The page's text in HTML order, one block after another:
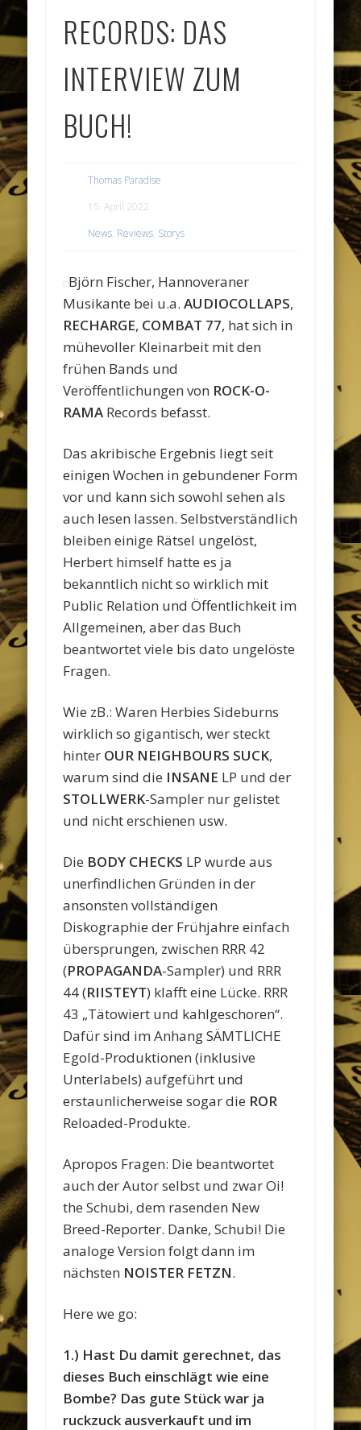
RECORDS: DAS
INTERVIEW ZUM
BUCH!
Thomas Paradise
15. April 2022
News, Reviews, Storys
Björn Fischer, Hannoveraner
Musikante bei u.a.AUDIOCOLLAPS,
RECHARGE, COMBAT 77, hat sich in
mühevoller Kleinarbeit mit den
frühen Bands und
Veröffentlichungen von ROCK-O-
RAMA Records befasst.
Das akribische Ergebnis liegt seit
einigen Wochen in gebundener Form
vor und kann sich sowohl sehen als
auch lesen lassen. Selbstverständlich
bleiben einige Rätsel ungelöst,
Herbert himself hatte es ja
bekanntlich nicht so wirklich mit
Public Relation und Öffentlichkeit im
Allgemeinen, aber das Buch
beantwortet viele bis dato ungelöste
Fragen.
Wie zB.: Waren Herbies Sideburns
wirklich so gigantisch, wer steckt
hinter OUR NEIGHBOURS SUCK,
warum sind die INSANE LP und der
STOLLWERK-Sampler nur gelistet
und nicht erschienen usw.
Die BODY CHECKS LP wurde aus
unerfindlichen Gründen in der
ansonsten vollständigen
Diskographie der Frühjahre einfach
übersprungen, zwischen RRR 42
(PROPAGANDA-Sampler) und RRR
44 (RIISTEYT) klafft eine Lücke. RRR
43 „Tätowiert und kahlgeschoren“.
Dafür sind im Anhang SÄMTLICHE
Egold-Produktionen (inklusive
Unterlabels) aufgeführt und
erstaunlicherweise sogar die ROR
Reloaded-Produkte.
Apropos Fragen: Die beantwortet
auch der Autor selbst und zwar Oi!
the Schubi, dem rasenden New
Breed-Reporter. Danke, Schubi! Die
analoge Version folgt dann im
nächsten NOISTER FETZN.
Here we go:
1.) Hast Du damit gerechnet, das
dieses Buch einschlägt wie eine
Bombe? Das gute Stück war ja
ruckzuck ausverkauft und im